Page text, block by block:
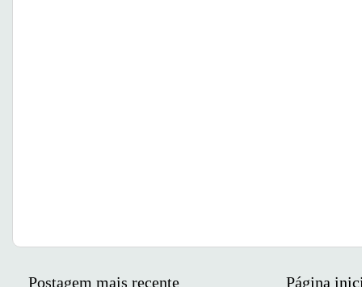
Postagem mais recente Página